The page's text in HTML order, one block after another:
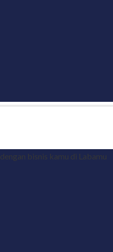
bisnis kamu di Labamu